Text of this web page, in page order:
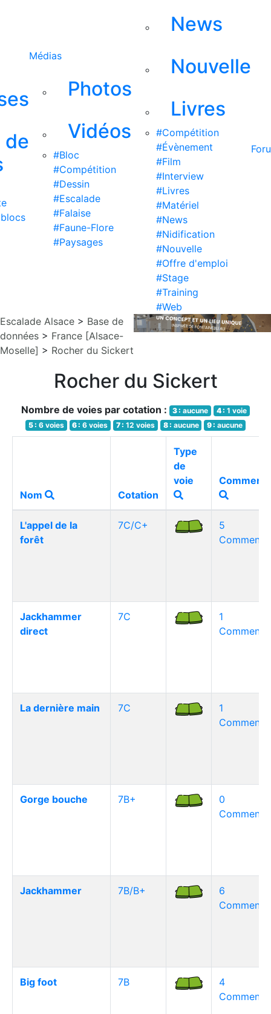
de
Médias
Photos
Vidéos
#Bloc
#Compétition
#Dessin
#Escalade
#Falaise
#Faune-Flore
#Paysages
News
Nouvelle
Livres
#Compétition
#Évènement
#Film
#Interview
#Livres
#Matériel
#News
#Nidification
#Nouvelle
#Offre d'emploi
#Stage
#Training
#Web
Escalade Alsace > Base de
données > France [Alsace-
Moselle] > Rocher du Sickert
Rocher du Sickert
Nombre de voies par cotation : 3 : aucune 4 : 1 voie
5 : 6 voies 6 : 6 voies 7 : 12 voies 8 : aucune 9 : aucune
Nom Cotation
Type
de
voie
L'appel de la
forêt
7C/C+
5
Jackhammer
direct
7C
1
La dernière main 7C
1
Gorge bouche 7B+
0
Jackhammer 7B/B+
6
Big foot 7B
4